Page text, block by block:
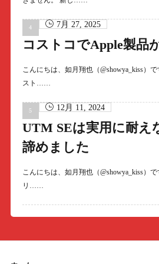
7月 27, 2025
コストコでApple製品
こんにちは、如月翔也（@showya_kiss）
スト……
12月 11, 2024
UTM SEは実用に耐え
諦めました
こんにちは、如月翔也（@showya_kiss）
リ……